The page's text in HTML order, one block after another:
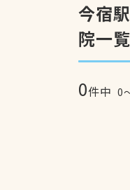
今宿
院一覧
0件中 0